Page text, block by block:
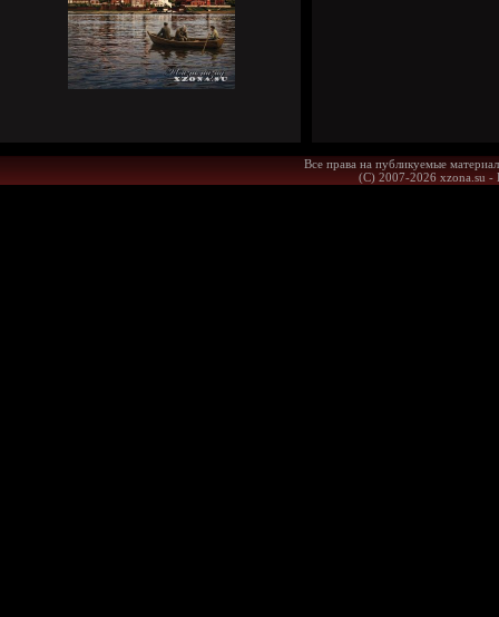
Все права на публикуемые
(С) 2007-2026 xzona.su -